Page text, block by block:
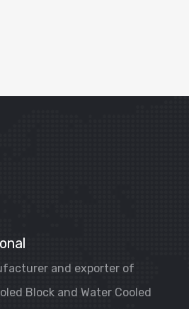
and exporter of
Block and Water Cooled